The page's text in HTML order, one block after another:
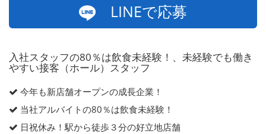
LINEで応募
入社スタッフの80％は飲食未経験！、未経験でも働き
やすい接客（ホール）スタッフ
今年も新店舗オープンの成長企業！
当社アルバイトの80％は飲食未経験！
日祝休み！駅から徒歩３分の好立地店舗